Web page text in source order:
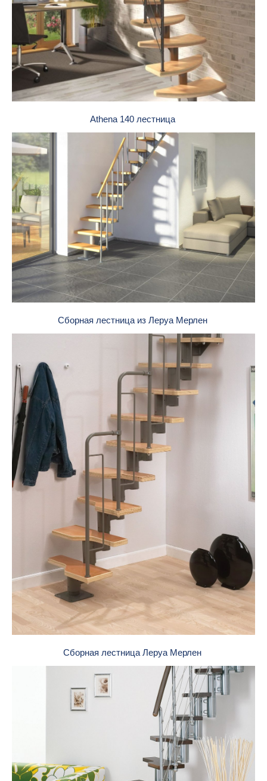
Athena 140 лестница
Сборная лестница из Леруа Мерлен
Сборная лестница Леруа Мерлен